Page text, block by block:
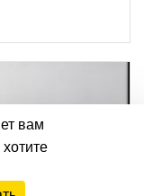
вам